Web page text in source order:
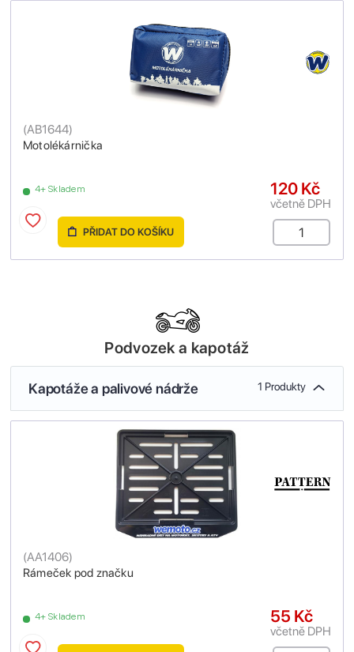
Motolékárnička
(AB1644)
4+ Skladem 120 Kč
včetně DPH
PŘIDAT DO KOŠÍKU
Podvozek a kapotáž
Kapotáže a palivové nádrže 1 Produkty
Rámeček pod značku
(AA1406)
4+ Skladem 55 Kč
včetně DPH